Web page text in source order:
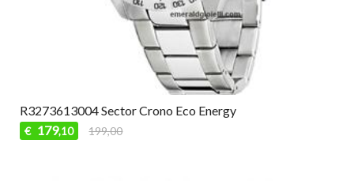
R3273613004 Sector Crono Eco Energy
€ 179,10 199,00